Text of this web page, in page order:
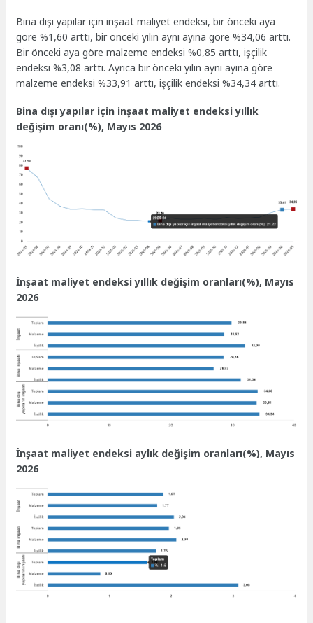
Bina dışı yapılar için inşaat maliyet endeksi, bir önceki aya
göre %1,60 arttı, bir önceki yılın aynı ayına göre %34,06 arttı.
Bir önceki aya göre malzeme endeksi %0,85 arttı, işçilik
endeksi %3,08 arttı. Ayrıca bir önceki yılın aynı ayına göre
malzeme endeksi %33,91 arttı, işçilik endeksi %34,34 arttı.
Bina dışı yapılar için inşaat maliyet endeksi yıllık
değişim oranı(%), Mayıs 2026
İnşaat maliyet endeksi yıllık değişim oranları(%), Mayıs
2026
İnşaat maliyet endeksi aylık değişim oranları(%), Mayıs
2026